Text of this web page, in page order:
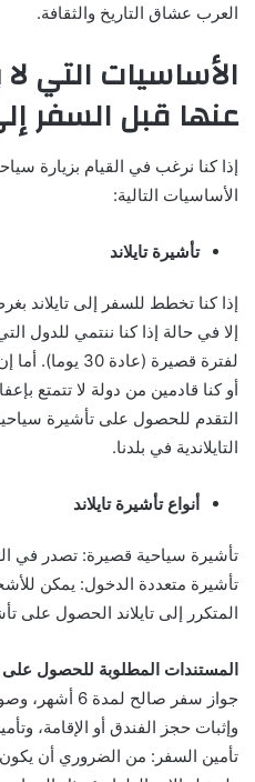
العرب عشاق التاريخ والثقافة.
الأساسيات التي
عنها قبل السفر
إذا كنا نرغب في القيام بزيارة
الأساسيات التالية:
تأشيرة تايلاند
إذا كنا تخطط للسفر إلى تايلاند
إلا في حالة إذا كنا ننتمي للدول
لفترة قصيرة
أو كنا قادمين من دولة لا تتمتع
التقدم للحصول على تأشيرة
التايلاندية في بلدنا.
أنواع تأشيرة تايلاند
تأشيرة سياحية قصيرة: تصدر في الغالب
تأشيرة متعددة الدخول: يمكن
المتكرر إلى تايلاند الحصول على
المستندات المطلوبة للحصول على
جواز سفر صالح
وإثبات حجز الفندق أو الإقامة،
تأمين السفر: من الضروري أن